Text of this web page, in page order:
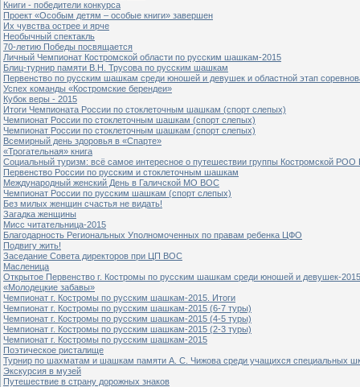
Книги - победители конкурса
Проект «Особым детям – особые книги» завершен
Их чувства острее и ярче
Необычный спектакль
70-летию Победы посвящается
Личный Чемпионат Костромской области по русским шашкам-2015
Блиц-турнир памяти В.Н. Трусова по русским шашкам
Первенство по русским шашкам среди юношей и девушек и областной этап
Успех команды «Костромские берендеи»
Кубок веры - 2015
Итоги Чемпионата России по стоклеточным шашкам (спорт слепых)
Чемпионат России по стоклеточным шашкам (спорт слепых)
Чемпионат России по стоклеточным шашкам (спорт слепых)
Всемирный день здоровья в «Спарте»
«Трогательная» книга
Социальный туризм: всё самое интересное о путешествии группы Костромской
Первенство России по русским и стоклеточным шашкам
Международный женский День в Галичской МО ВОС
Чемпионат России по русским шашкам (спорт слепых)
Без милых женщин счастья не видать!
Загадка женщины
Мисс читательница-2015
Благодарность Региональных Уполномоченных по правам ребенка ЦФО
Подвигу жить!
Заседание Совета директоров при ЦП ВОС
Масленица
Открытое Первенство г. Костромы по русским шашкам среди юношей и девушек-
«Молодецкие забавы»
Чемпионат г. Костромы по русским шашкам-2015. Итоги
Чемпионат г. Костромы по русским шашкам-2015 (6-7 туры)
Чемпионат г. Костромы по русским шашкам-2015 (4-5 туры)
Чемпионат г. Костромы по русским шашкам-2015 (2-3 туры)
Чемпионат г. Костромы по русским шашкам-2015
Поэтическое ристалище
Турнир по шахматам и шашкам памяти А. С. Чижова среди учащихся специальных
Экскурсия в музей
Путешествие в страну дорожных знаков